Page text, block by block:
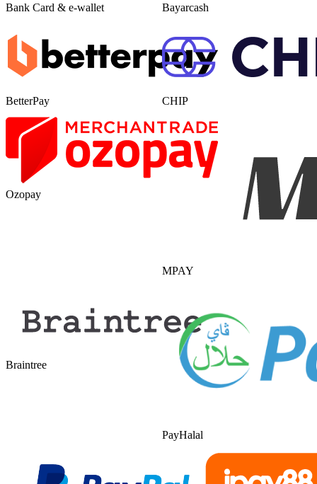
Bank Card & e-wallet Bayarcash
BetterPay CHIP
Ozopay
MPAY
Braintree
PayHalal